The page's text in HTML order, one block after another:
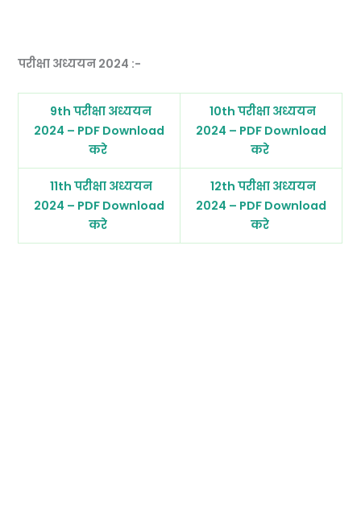
परीक्षा अध्ययन 2024 :-
9th परीक्षा अध्ययन
2024 – PDF Download
करे
10th परीक्षा अध्ययन
2024 – PDF Download
करे
11th परीक्षा अध्ययन
2024 – PDF Download
करे
12th परीक्षा अध्ययन
2024 – PDF Download
करे